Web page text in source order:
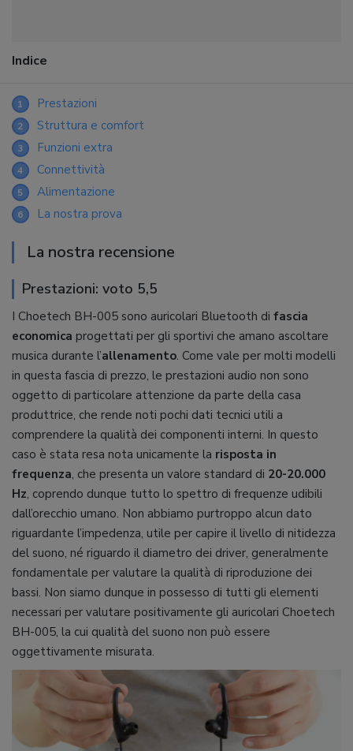
Indice
1 Prestazioni
2 Struttura e comfort
3 Funzioni extra
4 Connettività
5 Alimentazione
6 La nostra prova
La nostra recensione
Prestazioni: voto 5,5
I Choetech BH-005 sono auricolari Bluetooth di fascia
economica progettati per gli sportivi che amano ascoltare
musica durante l’allenamento. Come vale per molti modelli
in questa fascia di prezzo, le prestazioni audio non sono
oggetto di particolare attenzione da parte della casa
produttrice, che rende noti pochi dati tecnici utili a
comprendere la qualità dei componenti interni. In questo
caso è stata resa nota unicamente la risposta in
frequenza, che presenta un valore standard di 20-20.000
Hz, coprendo dunque tutto lo spettro di frequenze udibili
dall’orecchio umano. Non abbiamo purtroppo alcun dato
riguardante l’impedenza, utile per capire il livello di nitidezza
del suono, né riguardo il diametro dei driver, generalmente
fondamentale per valutare la qualità di riproduzione dei
bassi. Non siamo dunque in possesso di tutti gli elementi
necessari per valutare positivamente gli auricolari Choetech
BH-005, la cui qualità del suono non può essere
oggettivamente misurata.